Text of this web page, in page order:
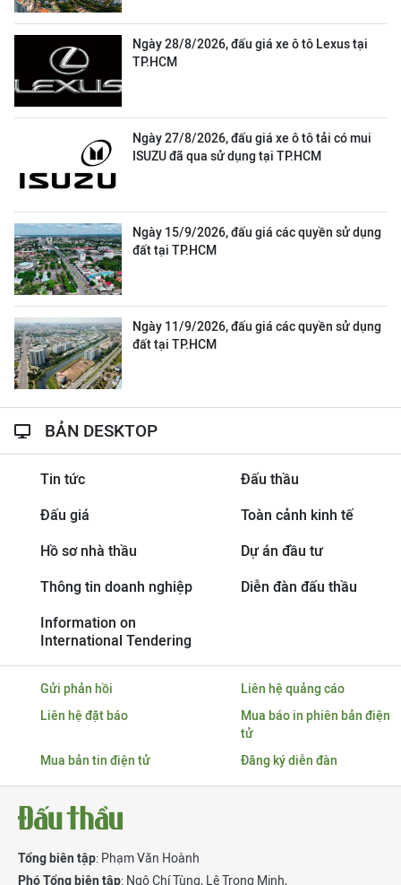
Ngày 28/8/2026, đấu giá xe ô tô Lexus tại
TP.HCM
Ngày 27/8/2026, đấu giá xe ô tô tải có mui
ISUZU đã qua sử dụng tại TP.HCM
Ngày 15/9/2026, đấu giá các quyền sử dụng
đất tại TP.HCM
Ngày 11/9/2026, đấu giá các quyền sử dụng
đất tại TP.HCM
BẢN DESKTOP
Tin tức Đấu thầu
Đấu giá Toàn cảnh kinh tế
Hồ sơ nhà thầu Dự án đầu tư
Thông tin doanh nghiệp Diễn đàn đấu thầu
Information on
International Tendering
Gửi phản hồi
Liên hệ quảng cáo
Liên hệ đặt báo
Mua báo in phiên bản điện
tử
Mua bản tin điện tử
Đăng ký diễn đàn
Tổng biên tập: Phạm Văn Hoành
Phó Tổng biên tập: Ngô Chí Tùng, Lê Trọng Minh,